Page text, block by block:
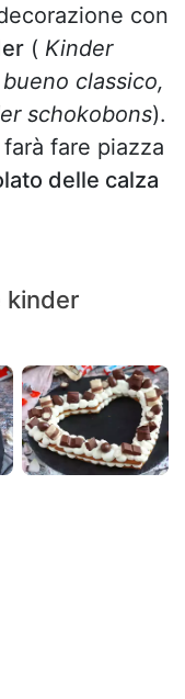
con
( Kinder
classico,
schokobons).
fare piazza
delle calza
kinder